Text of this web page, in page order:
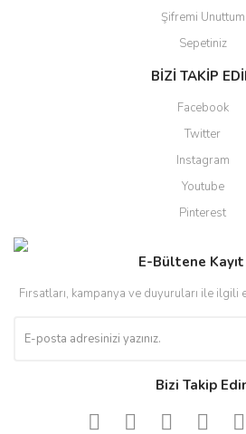
Şifremi Unuttum
Sepetiniz
BİZİ TAKİP
Facebook
Twitter
Instagram
Youtube
Pinterest
E-Bültene
Fırsatları, kampanya ve duyuruları ile
Bizi Takip